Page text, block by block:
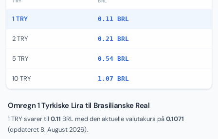
1 TRY 0.11 BRL
2 TRY 0.21 BRL
5 TRY 0.54 BRL
10 TRY 1.07 BRL
Omregn 1 Tyrkiske Lira til Brasilianske Real
1 TRY svarer til 0.11 BRL med den aktuelle valutakurs på0.1071
(opdateret 8. August 2026).